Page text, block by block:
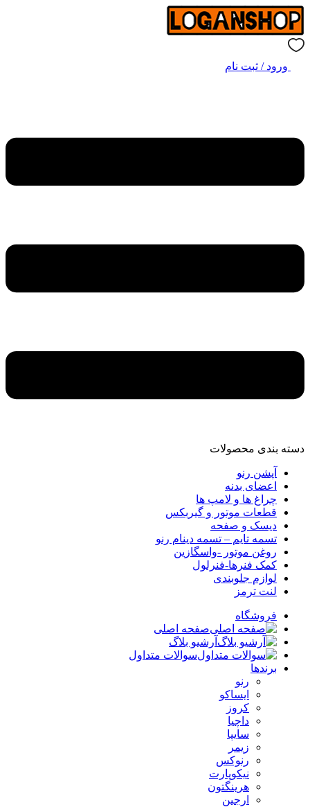
ورود / ثبت نام
دسته‌ بندی محصولات
آپشن رنو
اعضای بدنه
چراغ ها و لامپ ها
قطعات موتور و گیربکس
دیسک و صفحه
تسمه تایم – تسمه دینام رنو
روغن موتور -واسگازین
کمک فنرها-فنرلول
لوازم جلوبندی
لنت ترمز
فروشگاه
صفحه اصلی
آرشیو بلاگ
سوالات متداول
برندها
رنو
ایساکو
کروز
داچیا
سایپا
زیمر
رنوکس
نیکوپارت
هرینگتون
ارجین